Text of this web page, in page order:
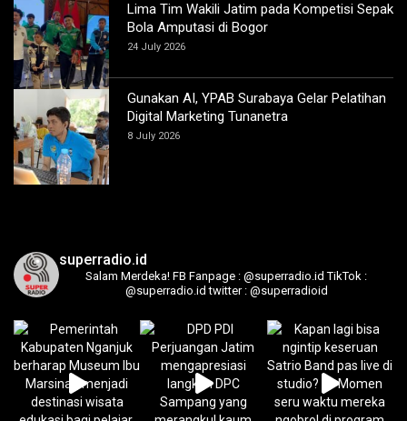
Lima Tim Wakili Jatim pada Kompetisi Sepak
Bola Amputasi di Bogor
24 July 2026
Gunakan AI, YPAB Surabaya Gelar Pelatihan
Digital Marketing Tunanetra
8 July 2026
superradio.id
Salam Merdeka! FB Fanpage : @superradio.id TikTok :
@superradio.id twitter : @superradioid